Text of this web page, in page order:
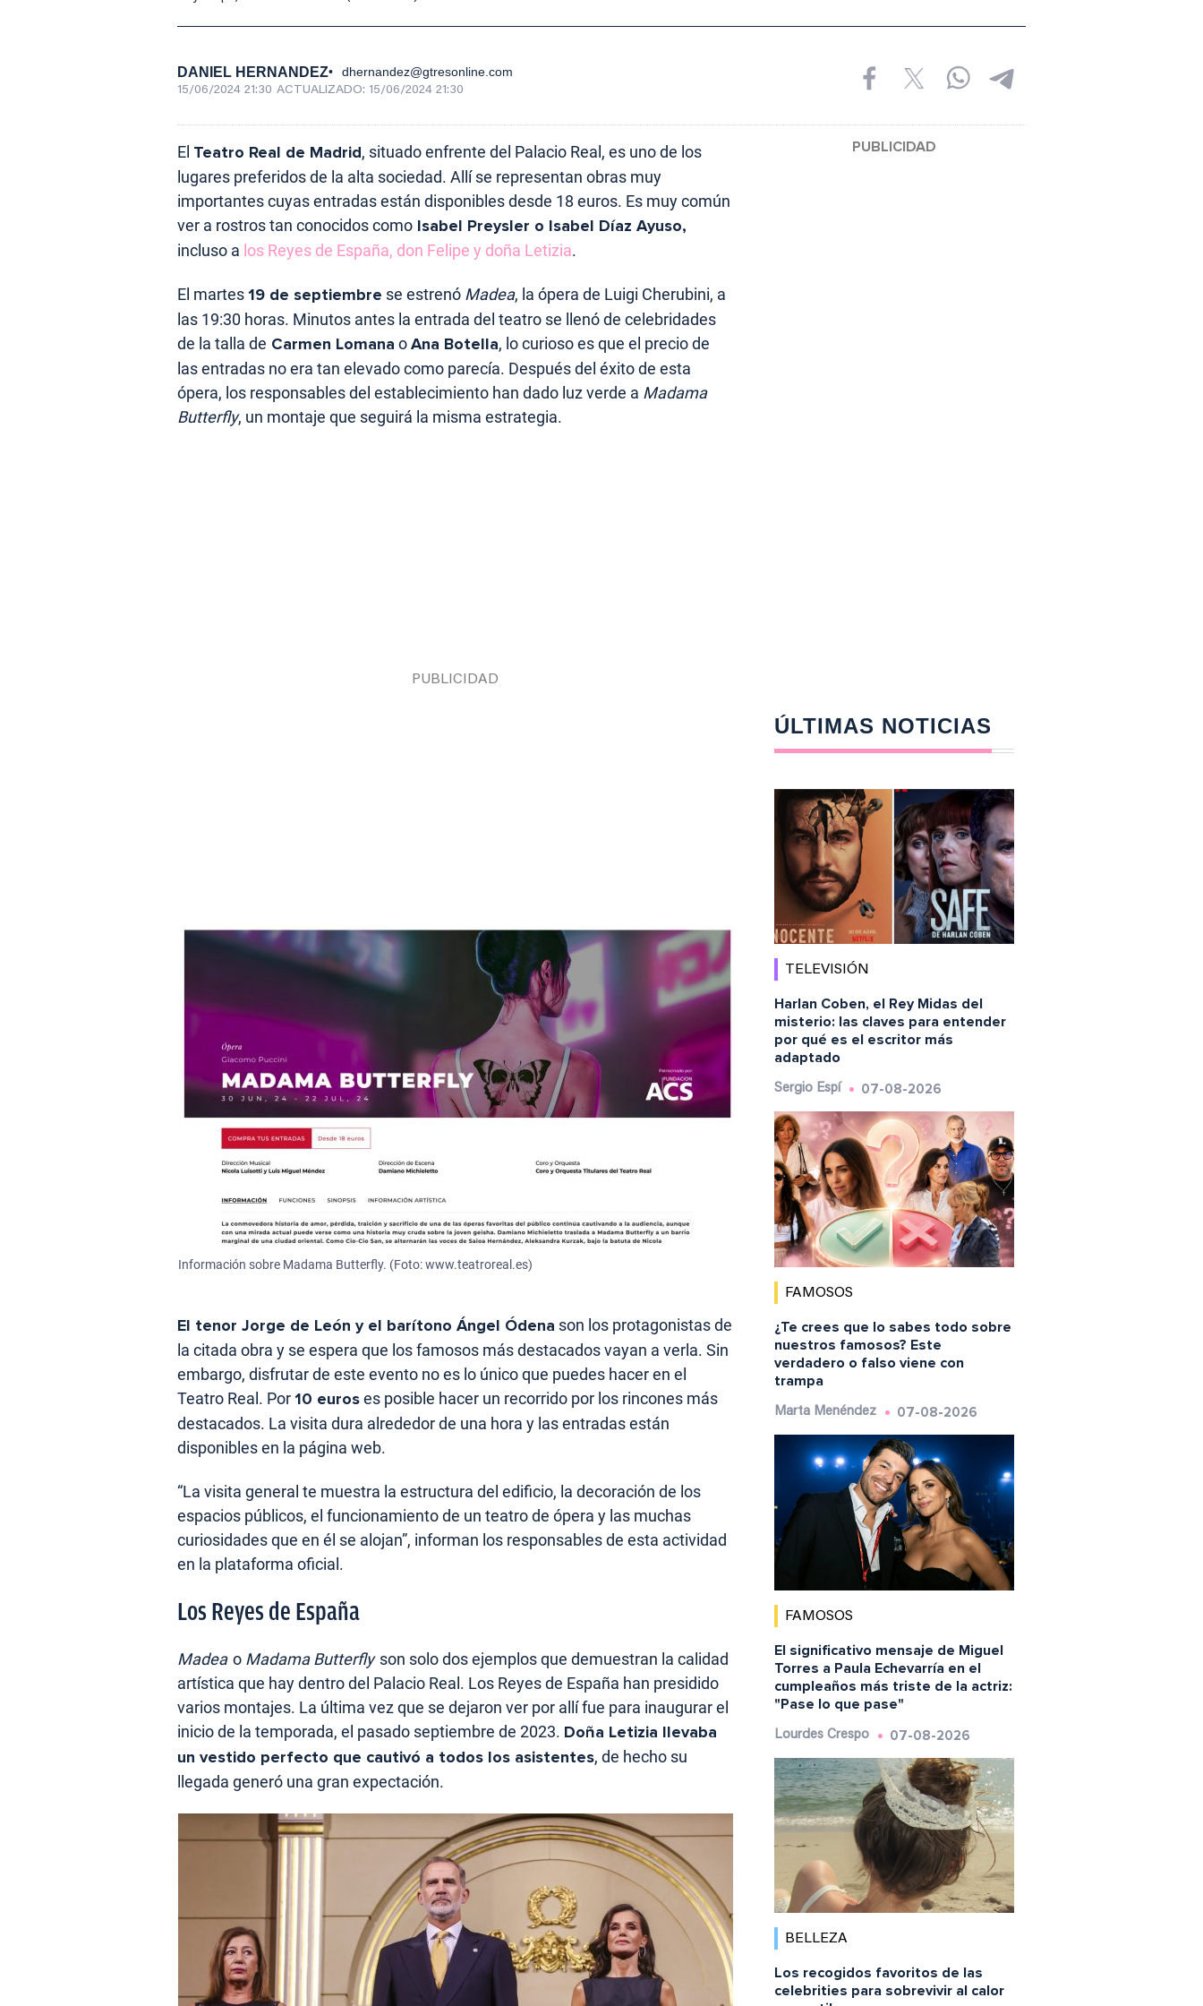
DANIEL HERNANDEZ dhernandez@gtresonline.com
15/06/2024 21:30 ACTUALIZADO: 15/06/2024 21:30
El Teatro Real de Madrid, situado enfrente del Palacio Real, es uno de los
lugares preferidos de la alta sociedad. Allí se representan obras muy
importantes cuyas entradas están disponibles desde 18 euros. Es muy común
ver a rostros tan conocidos como Isabel Preysler o Isabel Díaz Ayuso,
incluso a los Reyes de España, don Felipe y doña Letizia.
El martes19 de septiembre se estrenó Madea, la ópera de Luigi Cherubini, a
las 19:30 horas. Minutos antes la entrada del teatro se llenó de celebridades
de la talla de Carmen Lomana oAna Botella, lo curioso es que el precio de
las entradas no era tan elevado como parecía. Después del éxito de esta
ópera, los responsables del establecimiento han dado luz verde a Madama
Butterfly, un montaje que seguirá la misma estrategia.
Información sobre Madama Butterfly. (Foto: www.teatroreal.es)
El tenor Jorge de León y el barítono Ángel Ódena son los protagonistas de
la citada obra y se espera que los famosos más destacados vayan a verla. Sin
embargo, disfrutar de este evento no es lo único que puedes hacer en el
Teatro Real. Por10 euroses posible hacer un recorrido por los rincones más
destacados. La visita dura alrededor de una hora y las entradas están
disponibles en la página web.
“La visita general te muestra la estructura del edificio, la decoración de los
espacios públicos, el funcionamiento de un teatro de ópera y las muchas
curiosidades que en él se alojan”, informan los responsables de esta actividad
en la plataforma oficial.
Los Reyes de España
Madea o Madama Butterflyson solo dos ejemplos que demuestran la calidad
artística que hay dentro del Palacio Real. Los Reyes de España han presidido
varios montajes. La última vez que se dejaron ver por allí fue para inaugurar el
inicio de la temporada, el pasado septiembre de 2023. Doña Letizia llevaba
un vestido perfecto que cautivó a todos los asistentes, de hecho su
llegada generó una gran expectación.
ÚLTIMAS NOTICIAS
TELEVISIÓN
Harlan Coben, el Rey Midas del
misterio: las claves para entender
por qué es el escritor más
adaptado
Sergio Espí 07-08-2026
FAMOSOS
¿Te crees que lo sabes todo sobre
nuestros famosos? Este
verdadero o falso viene con
trampa
Marta Menéndez 07-08-2026
FAMOSOS
El significativo mensaje de Miguel
Torres a Paula Echevarría en el
cumpleaños más triste de la actriz:
"Pase lo que pase"
Lourdes Crespo 07-08-2026
BELLEZA
Los recogidos favoritos de las
celebrities para sobrevivir al calor